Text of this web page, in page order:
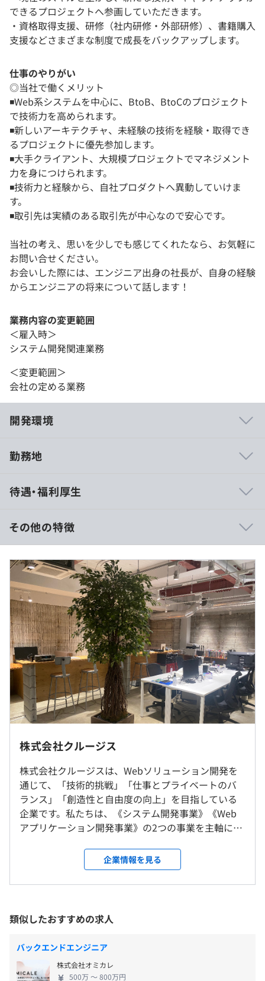
できるプロジェクトへ参画していただきます。
・資格取得支援、研修（社内研修・外部研修）、書籍購入
支援などさまざまな制度で成長をバックアップします。
仕事のやりがい
◎当社で働くメリット
◾️Web系システムを中心に、BtoB、BtoCのプロジェクト
で技術力を高められます。
◾️新しいアーキテクチャ、未経験の技術を経験・取得でき
るプロジェクトに優先参加します。
◾️大手クライアント、大規模プロジェクトでマネジメント
力を身につけられます。
◾️技術力と経験から、自社プロダクトへ異動していけま
す。
◾️取引先は実績のある取引先が中心なので安心です。
当社の考え、思いを少しでも感じてくれたなら、お気軽に
お問い合せください。
お会いした際には、エンジニア出身の社長が、自身の経験
からエンジニアの将来について話します！
業務内容の変更範囲
＜雇入時＞
システム開発関連業務
＜変更範囲＞
会社の定める業務
開発環境
企画を決定する場に、実装を担当する開発メンバーが参加
タスクの見積もりは、実装を担当するメンバーが中心とな
っておこなう
◾️コード品質向上のための取り組み
・何らかのコーディング規約をチーム全体で遵守するよう
にしている
◾️テストの実施度
・ほとんどの機能に受け入れテストを記述、実施している
・想定される複数環境での品質チェックを義務づけている
◾️ワークフローの整備
・すべてのコードをバージョン管理ツールで管理している
・各メンバーが実装したコードのマージは Pull Request
ベースでおこなわれる
◾️オープンな情報共有
・開発に必要なすべての資料やデータ（個人情報を除く）
は、実装を担当するメンバーなら誰でも、上長その他の許
可の必要なく自由に閲覧できる
・チャットツールを導入しており、チームのためのチャッ
トルームがある
・専用の情報共有ツールを使って、ノウハウや議事録、日
報などの情報共有をおこなっている
システム『スクラス』
勤務地
※本社、もしくはお客さま先での勤務となります。
※リモート勤務可（現在8割がリモートまたはフルリモー
トで業務をおこなっています）
※オフィスは日本を代表するテクノロジーハブである秋葉
原の電気街。革新的なアイデアや創造的な発想が活気づく
このエリアで、あなたのキャリアをさらに発展させること
ができます。
東京本社、および自宅またはお客さま先
会社の定める場所
受動喫煙防止措置に関する事項
従業員に対する受動喫煙対策：屋内原則禁煙（喫煙室あ
り）
待遇・福利厚生
■賃金形態：年俸制（年俸を12分割）
■賃金の決定方法：当社規定により決定
■月給：約32万〜80万円（固定残業代を含む）
■基本給：約136,000 円～166,000円
■固定残業代：約5万円～16万円（30時間分）
※超過分は別途支給
※30時間残業をしなくても、30時間分の見込残業代を
支給
■交通費は含んでいません（別途清算します）
■その他定額手当：住宅手当、役職手当
※経験・能力を考慮のうえ、決定します。
3,800,000円 / 入社3年目・開発エンジニア、26歳
5,000,000円 / 入社7年目・開発リーダ、30歳
7,800,000円 / 入社10年目・マネージャ、40歳
は年収提示額を保証するものではありません）
※顧客先指定開発場所では異なる勤務時間帯で業務をおこ
休憩時間：60分
平均残業時間：平均5〜10時間／月
その他の特徴
株式会社クルージス
株式会社クルージスは、Webソリューション開発を
通じて、「技術的挑戦」「仕事とプライベートのバ
ランス」「創造性と自由度の向上」を目指している
企業です。私たちは、《システム開発事業》《Web
アプリケーション開発事業》の2つの事業を主軸に、
は、昨年の12月、ゲーム開発分野のメテオライズの
グループ会社となりました。ゲーム開発で30年以上
歴史がある熊本のアルファ・システムもグループイ
ど、今まで業務系システム、Webサービス開発には
なかった領域を強みにゲーミフィケーション分野の
事業展開を進めています。 ◆◆当社のビジネス◆◆
・アプリケーション開発 現在、当社が注力している
のは、 自社サービスの《Web、スマホアプリの開発
企業情報を見る
類似したおすすめの求人
バックエンドエンジニア
株式会社オミカレ
500万 〜 800万円